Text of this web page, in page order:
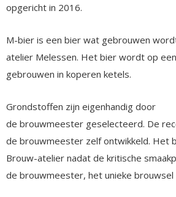
opgericht in 2016.
M-bier is een bier wat gebrouwen
atelier Melessen. Het bier wordt op
gebrouwen in koperen ketels.
Grondstoffen zijn eigenhandig door
de brouwmeester geselecteerd. De
de brouwmeester zelf ontwikkeld. Het
Brouw-atelier nadat de kritische
de brouwmeester, het unieke